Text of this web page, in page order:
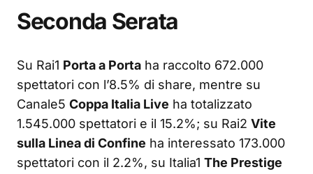
Seconda Serata
Su Rai1 Porta a Porta ha raccolto 672.000
spettatori con l’8.5% di share, mentre su
Canale5 Coppa Italia Live ha totalizzato
1.545.000 spettatori e il 15.2%; su Rai2 Vite
sulla Linea di Confine ha interessato 173.000
spettatori con il 2.2%, su Italia1 The Prestige